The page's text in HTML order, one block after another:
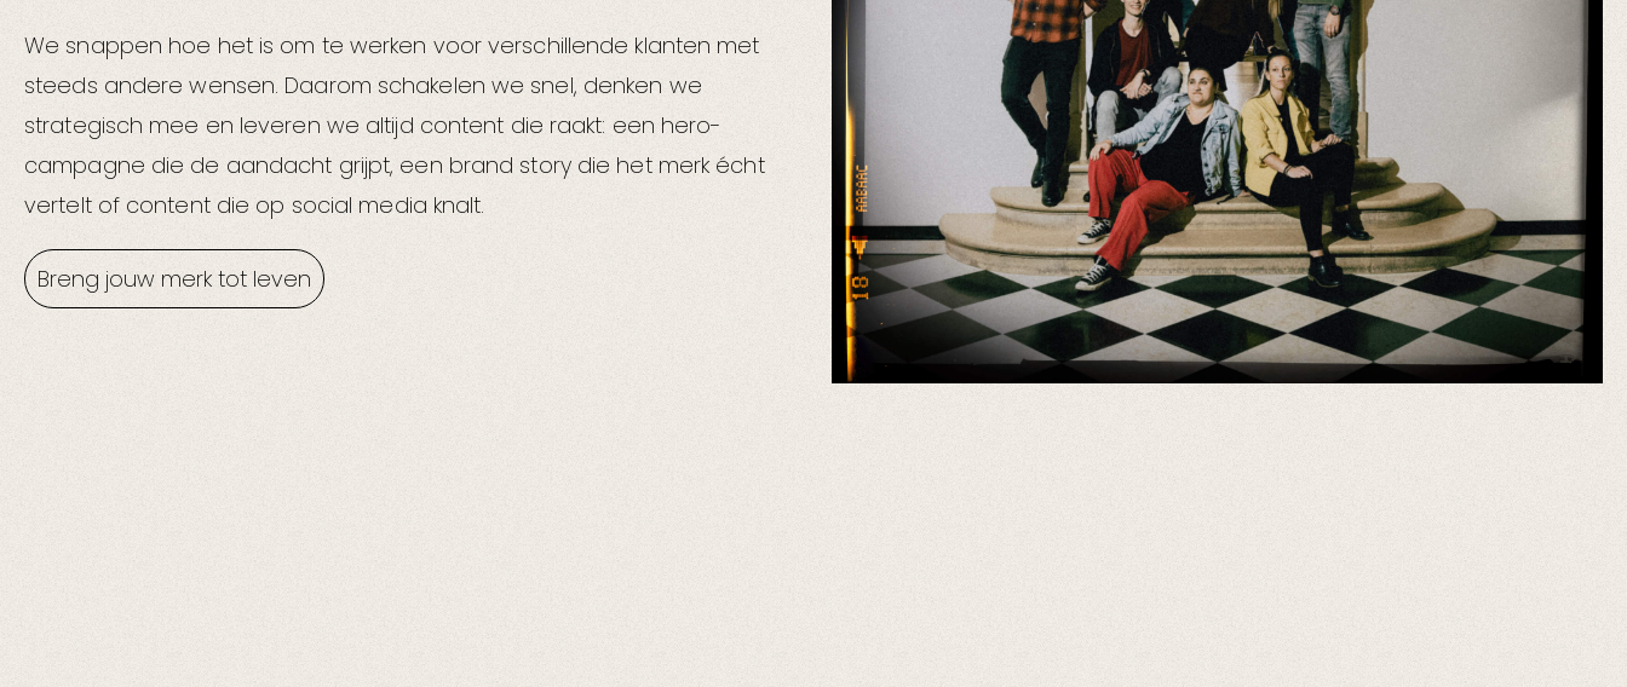
We snappen hoe het is om te werken voor verschillende klanten met
steeds andere wensen. Daarom schakelen we snel, denken we
strategisch mee en leveren we altijd content die raakt: een hero-
campagne die de aandacht grijpt, een brand story die het merk écht
vertelt of content die op social media knalt.
Breng jouw merk tot leven